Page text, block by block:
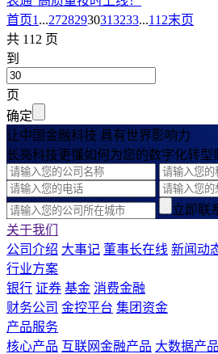
首页1 ...27282930313233...112末页
共 112 页
到
页
确定
让中国金融科技 具有世界影响力
长亮科技更懂如何为您的数字化转型
立即联
关于我们
公司介绍 大事记 董事长在线 新闻动
行业方案
银行 证券 基金 消费金融
财务公司 金控平台 集团资金
产品服务
核心产品 互联网金融产品 大数据产品